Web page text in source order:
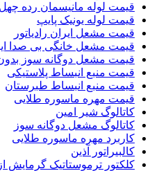
قیمت لوله مانیسمان رده چهل
قیمت لوله یونیک پایپ
قیمت مشعل ایران رادیاتور
قیمت مشعل خانگی بی صدا
قیمت مشعل دوگانه سوز بدون
قیمت منبع انبساط پلاستیکی
قیمت منبع انبساط طبرستان
قیمت مهره ماسوره طلایی
کاتالوگ شیر امین
کاتالوگ مشعل دوگانه سوز
کاربرد مهره ماسوره طلایی
کالبیراتور آذین
کلکتور ترموستاتیک گرمایش